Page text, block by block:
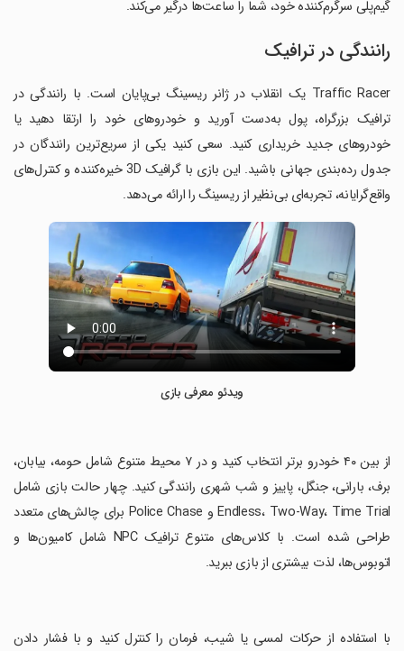
گیم‌پلی سرگرم‌کننده خود، شما را ساعت‌ها درگیر می‌کند.
رانندگی در ترافیک
Traffic Racer یک انقلاب در ژانر ریسینگ بی‌پایان است. با رانندگی در
ترافیک بزرگراه، پول به‌دست آورید و خودروهای خود را ارتقا دهید یا
خودروهای جدید خریداری کنید. سعی کنید یکی از سریع‌ترین رانندگان در
جدول رده‌بندی جهانی باشید. این بازی با گرافیک 3D خیره‌کننده و کنترل‌های
واقع‌گرایانه، تجربه‌ای بی‌نظیر از ریسینگ را ارائه می‌دهد.
ویدئو معرفی بازی
‏از بین ۴۰ خودرو برتر انتخاب کنید و در ۷ محیط متنوع شامل حومه، بیابان،
برف، بارانی، جنگل، پاییز و شب شهری رانندگی کنید. چهار حالت بازی شامل
Endless، Two-Way، Time Trial و Police Chase برای چالش‌های متعدد
طراحی شده است. با کلاس‌های متنوع ترافیک NPC شامل کامیون‌ها و
اتوبوس‌ها، لذت بیشتری از بازی ببرید.
‏با استفاده از حرکات لمسی یا شیب، فرمان را کنترل کنید و با فشار دادن